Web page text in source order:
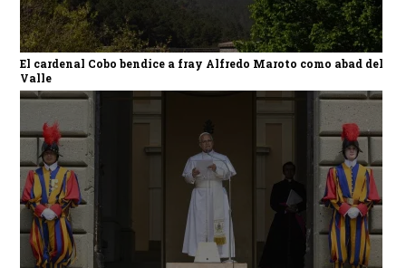
El cardenal Cobo bendice a fray Alfredo Maroto como abad del
Valle